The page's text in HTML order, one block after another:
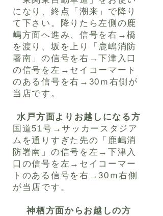
になり、終点「潮来」で降り
て下さい。降りたら左側の鹿
嶋方面へ進み、信号を右→橋
を渡り、坂を上り「鹿嶋消防
署南」の信号を右→下津入口
の信号を左→セイコーマート
のある信号を右→30ｍ右側が
当店です。
水戸方面よりお越しになる方
国道51号→サッカースタジア
ムを通りすぎた先の「鹿嶋消
防署南」の信号を左→下津入
口の信号を左→セイコーマー
トのある信号を右→30ｍ右側
が当店です。
神栖方面からお越しの方